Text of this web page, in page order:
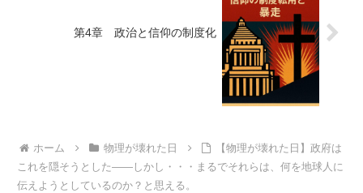
第4章 政治と信仰の制度化
ホーム 物理が壊れた日
【物理が壊れた日】政府は
これを隠そうとした——しかし・・・まるでそれらは、何を地球人に
伝えようとしているのか？と思える。